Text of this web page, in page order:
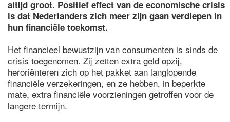
altijd groot. Positief effect van de economische crisis
is dat Nederlanders zich meer zijn gaan verdiepen in
hun financiële toekomst.
Het financieel bewustzijn van consumenten is sinds de
crisis toegenomen. Zij zetten extra geld opzij,
heroriënteren zich op het pakket aan langlopende
financiële verzekeringen, en ze hebben, in beperkte
mate, extra financiële voorzieningen getroffen voor de
langere termijn.